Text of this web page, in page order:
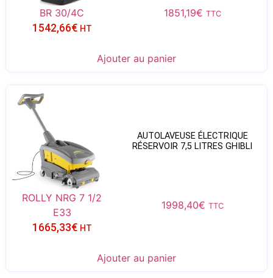
BR 30/4C 1851,19€ TTC
1542,66€ HT
Ajouter au panier
AUTOLAVEUSE ÉLECTRIQUE
RÉSERVOIR 7,5 LITRES GHIBLI
ROLLY NRG 7 1/2
E33
1998,40€ TTC
1665,33€ HT
Ajouter au panier